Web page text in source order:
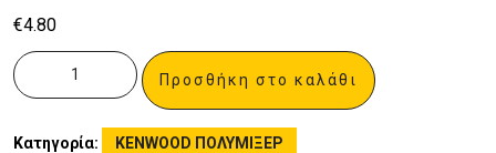
€4.80
Προσθήκη στο καλάθι
Κατηγορία: KENWOOD ΠΟΛΥΜΙΞΕΡ